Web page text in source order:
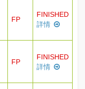
FP
FINISHED
詳情
FP
FINISHED
詳情